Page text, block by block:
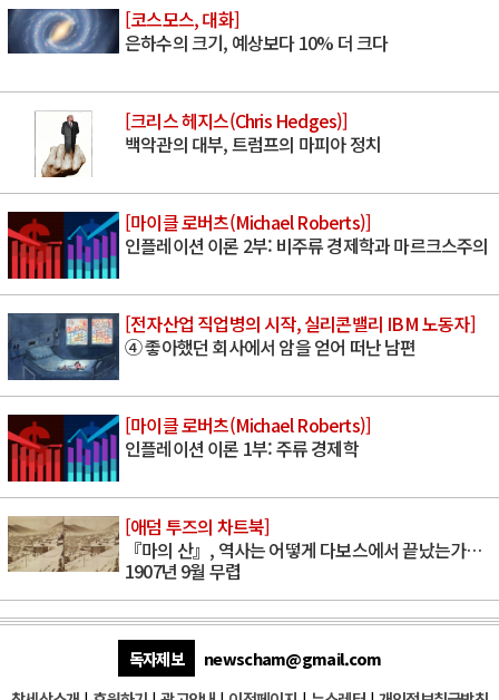
[코스모스, 대화]
은하수의 크기, 예상보다 10% 더 크다
[크리스 헤지스(Chris Hedges)]
백악관의 대부, 트럼프의 마피아 정치
[마이클 로버츠(Michael Roberts)]
인플레이션 이론 2부: 비주류 경제학과 마르크스주의
[전자산업 직업병의 시작, 실리콘밸리 IBM 노동자]
④ 좋아했던 회사에서 암을 얻어 떠난 남편
[마이클 로버츠(Michael Roberts)]
인플레이션 이론 1부: 주류 경제학
[애덤 투즈의 차트북]
『마의 산』, 역사는 어떻게 다보스에서 끝났는가…
1907년 9월 무렵
독자제보
newscham@gmail.com